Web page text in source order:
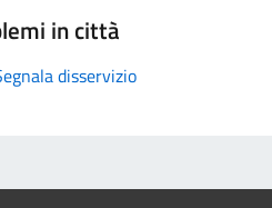
in città
disservizio